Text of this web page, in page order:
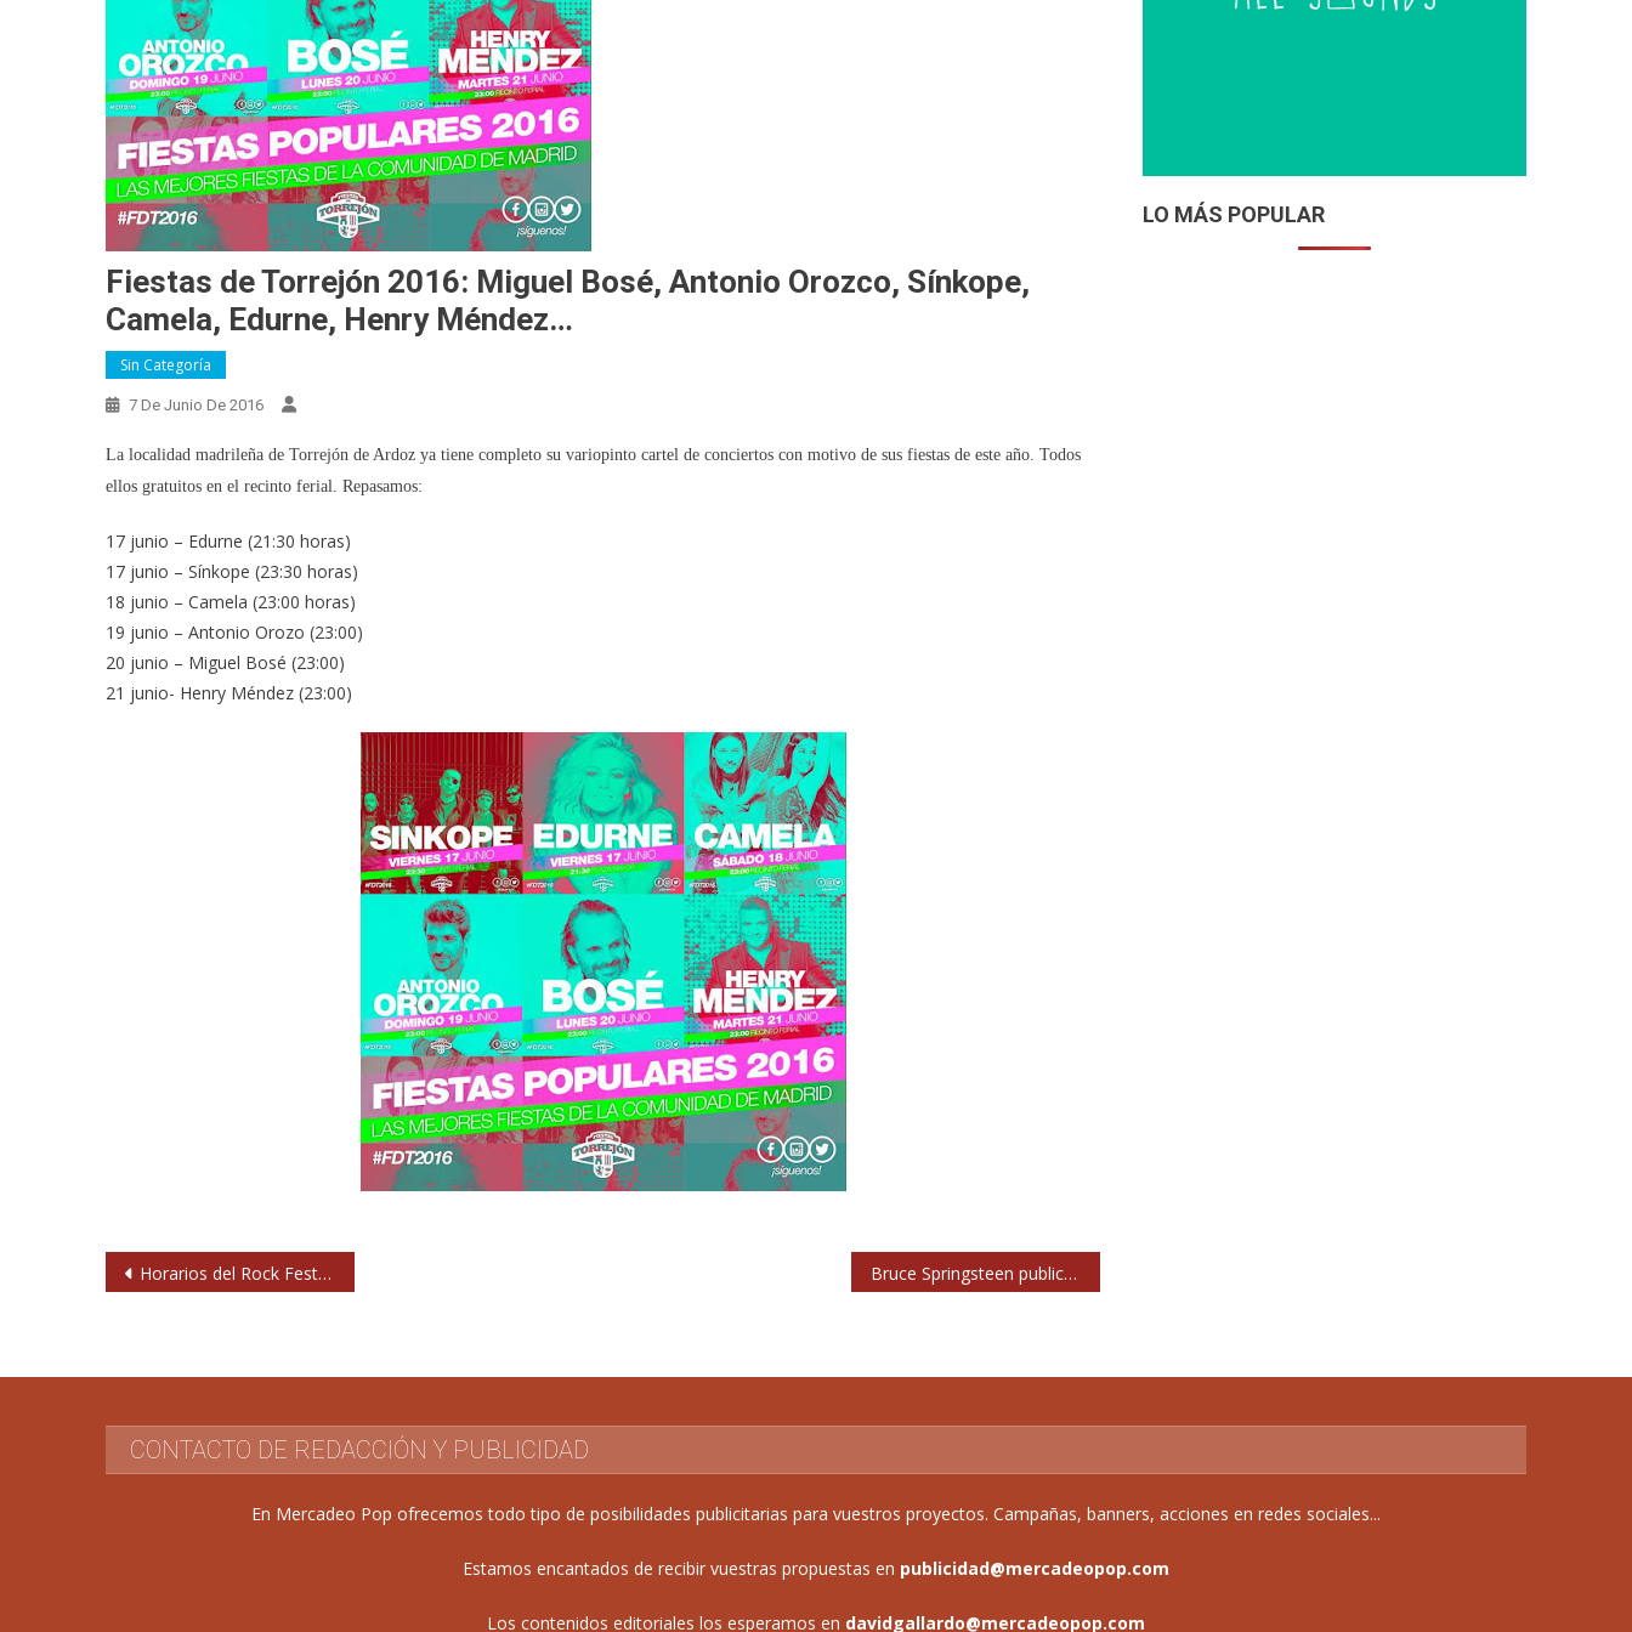
Fiestas de Torrejón 2016: Miguel Bosé, Antonio Orozco, Sínkope,
Camela, Edurne, Henry Méndez…
Sin Categoría
7 De Junio De 2016
La localidad madrileña de Torrejón de Ardoz ya tiene completo su variopinto cartel de conciertos con motivo de sus fiestas de este año. Todos
ellos gratuitos en el recinto ferial. Repasamos:
17 junio – Edurne (21:30 horas)
17 junio – Sínkope (23:30 horas)
18 junio – Camela (23:00 horas)
19 junio – Antonio Orozo (23:00)
20 junio – Miguel Bosé (23:00)
21 junio- Henry Méndez (23:00)
Navegación
Horarios del Rock Fest Barcelona 2016 Bruce Springsteen publicará todos los conciertos de su actual gira europea
LO MÁS POPULAR
CONTACTO DE REDACCIÓN Y PUBLICIDAD
En Mercadeo Pop ofrecemos todo tipo de posibilidades publicitarias para vuestros proyectos. Campañas, banners, acciones en redes sociales...
Estamos encantados de recibir vuestras propuestas en publicidad@mercadeopop.com
Los contenidos editoriales los esperamos en davidgallardo@mercadeopop.com